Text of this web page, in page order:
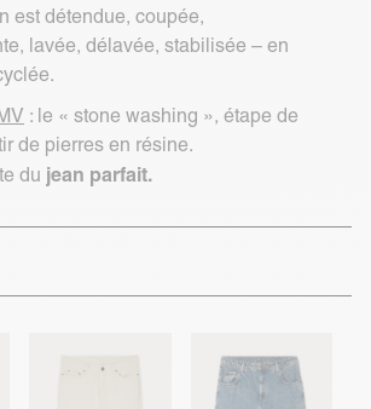
est détendue, coupée,
lavée, délavée, stabilisée – en
: le « stone washing », étape de
de pierres en résine.
du jean parfait.